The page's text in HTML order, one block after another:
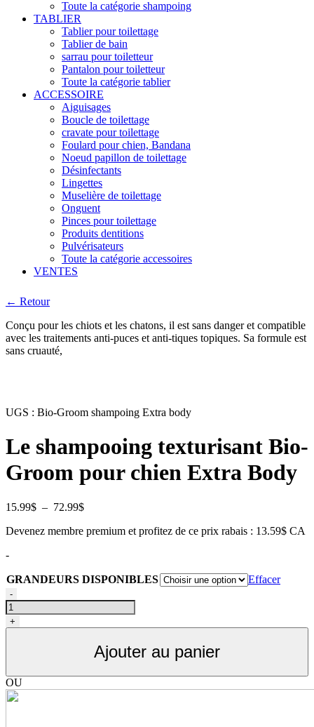
Toute la catégorie shampoing
TABLIER
Tablier pour toilettage
Tablier de bain
sarrau pour toiletteur
Pantalon pour toiletteur
Toute la catégorie tablier
ACCESSOIRE
Aiguisages
Boucle de toilettage
cravate pour toilettage
Foulard pour chien, Bandana
Noeud papillon de toilettage
Désinfectants
Lingettes
Muselière de toilettage
Onguent
Pinces pour toilettage
Produits dentitions
Pulvérisateurs
Toute la catégorie accessoires
VENTES
← Retour
Conçu pour les chiots et les chatons, il est sans danger et compatible
avec les traitements anti-puces et anti-tiques topiques. Sa formule est
sans cruauté,
UGS : Bio-Groom shampoing Extra body
Le shampooing texturisant Bio-
Groom pour chien Extra Body
15.99$ – 72.99$Plage
prix :
Devenez membre premium et profitez de ce prix rabais : 13.59$ CA
-
GRANDEURS DISPONIBLES
Effacer
quantité
de
Bio-
Groom
-
+
Ajouter au panier
OU